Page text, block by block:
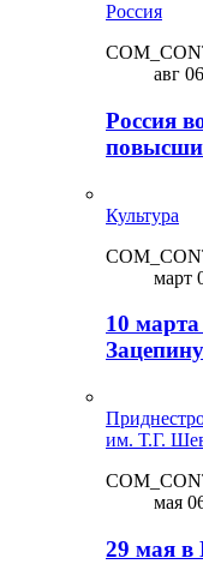
Россия
авг
Россия
Культура
март
10
Зацепину
им. Т.Г.
мая
29 мая в